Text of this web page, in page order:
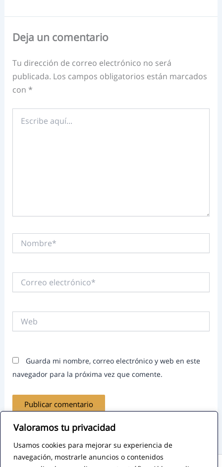
Valoramos tu privacidad
Usamos cookies para mejorar su experiencia de
navegación, mostrarle anuncios o contenidos
Deja un comentario
Tu dirección de correo electrónico no será
publicada. Los campos obligatorios están marcados
con *
aquí...
electrónico*
Guarda mi nombre, correo electrónico y web en este
navegador para la próxima vez que comente.